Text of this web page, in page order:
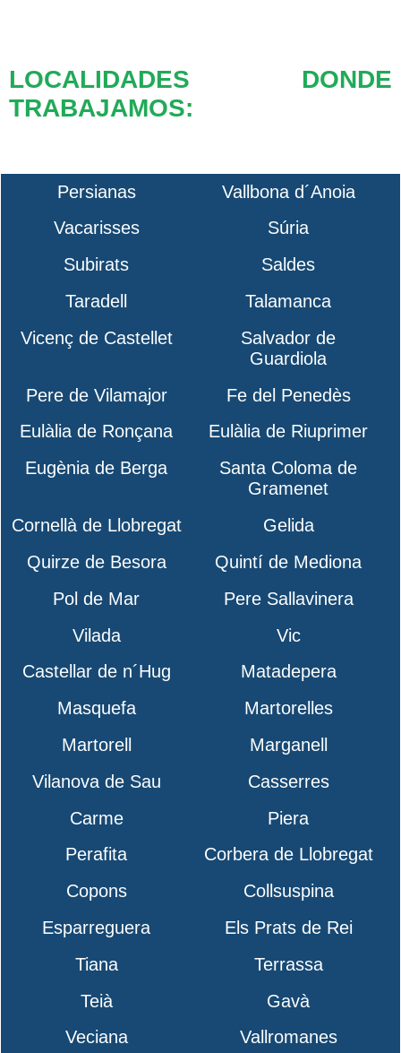
LOCALIDADES DONDE
TRABAJAMOS:
Persianas
Vallbona d´Anoia
Vacarisses
Súria
Subirats
Saldes
Taradell
Talamanca
Vicenç de Castellet
Salvador de
Guardiola
Pere de Vilamajor
Fe del Penedès
Eulàlia de Ronçana
Eulàlia de Riuprimer
Eugènia de Berga
Santa Coloma de
Gramenet
Cornellà de Llobregat
Gelida
Quirze de Besora
Quintí de Mediona
Pol de Mar
Pere Sallavinera
Vilada
Vic
Castellar de n´Hug
Matadepera
Masquefa
Martorelles
Martorell
Marganell
Vilanova de Sau
Casserres
Carme
Piera
Perafita
Corbera de Llobregat
Copons
Collsuspina
Esparreguera
Els Prats de Rei
Tiana
Terrassa
Teià
Gavà
Veciana
Vallromanes